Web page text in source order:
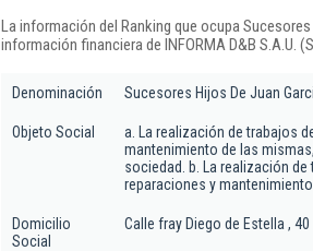
La información del Ranking que ocupa
información financiera de INFORMA D&B S.A.U.
Denominación Sucesores Hijos De Juan
Objeto Social
a. La realización de trabajos
mantenimiento de las
sociedad. b. La realización
reparaciones y
Domicilio
Social
Calle fray Diego de Estella , 40